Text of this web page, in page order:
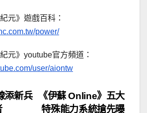
元》遊戲百科：
power/
元》youtube官方頻道：
user/aiontw
《伊蘇 Online》五大
特殊能力系統搶先曝
添新兵